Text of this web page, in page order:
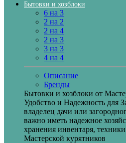
Бытовки и хозблоки
6 на 3
2 на 2
2 на 4
2 на 3
3 на 3
4 на 4
Описание
Бренды
Бытовки и хозблоки от
Удобство и Надежность для
владелец дачи или
важно иметь надежное
хранения инвентаря,
Мастерской курятников